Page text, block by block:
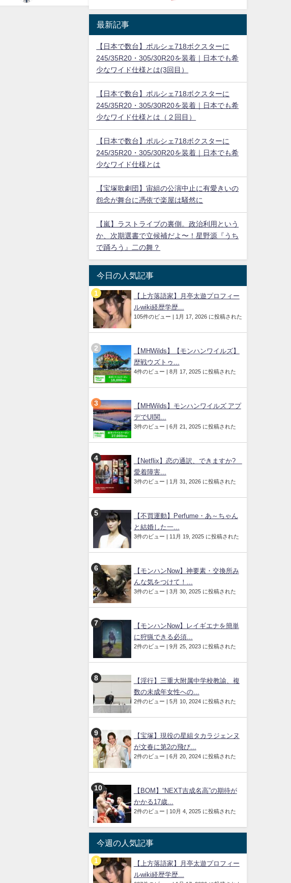
最新記事
【日本で数台】ポルシェ718ボクスターに
245/35R20・305/30R20を装着｜日本でも希
少なワイド仕様とは(3回目）
【日本で数台】ポルシェ718ボクスターに
245/35R20・305/30R20を装着｜日本でも希
少なワイド仕様とは（２回目）
【日本で数台】ポルシェ718ボクスターに
245/35R20・305/30R20を装着｜日本でも希
少なワイド仕様とは
【宝塚歌劇団】宙組の公演中止に有愛きいの
怨念が舞台に憑依で楽屋は騒然に
【嵐】ラストライブの裏側。政治利用という
か、次期選書で立候補だよ〜！星野源『うち
で踊ろう』二の舞？
今日の人気記事
【上方落語家】月亭太遊プロフィー
ルwiki経歴学歴...
105件のビュー | 1月 17, 2026 に投稿された
【MHWilds】【モンハンワイルズ】
歴戦ウズトゥ...
4件のビュー | 8月 17, 2025 に投稿された
【MHWilds】モンハンワイルズ アプ
デでUI関...
3件のビュー | 6月 21, 2025 に投稿された
【Netflix】恋の通訳、できますか?
愛着障害...
3件のビュー | 1月 31, 2026 に投稿された
【不買運動】Perfume・あ～ちゃん
と結婚した一...
3件のビュー | 11月 19, 2025 に投稿された
【モンハンNow】神要素・交換所み
んな気をつけて！...
3件のビュー | 3月 30, 2025 に投稿された
【モンハンNow】レイギエナを簡単
に狩猟できる必須...
2件のビュー | 9月 25, 2023 に投稿された
【淫行】三重大附属中学校教諭、複
数の未成年女性への...
2件のビュー | 5月 10, 2024 に投稿された
【宝塚】現役の星組タカラジェンヌ
が文春に第2の飛び...
2件のビュー | 6月 20, 2024 に投稿された
【BOM】“NEXT吉成名高”の期待が
かかる17歳...
2件のビュー | 10月 4, 2025 に投稿された
今週の人気記事
【上方落語家】月亭太遊プロフィー
ルwiki経歴学歴...